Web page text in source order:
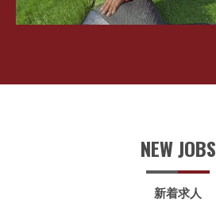
新着求人
NEW JOBS